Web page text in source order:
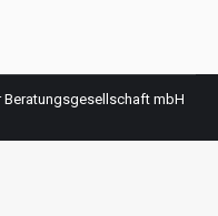
mbH